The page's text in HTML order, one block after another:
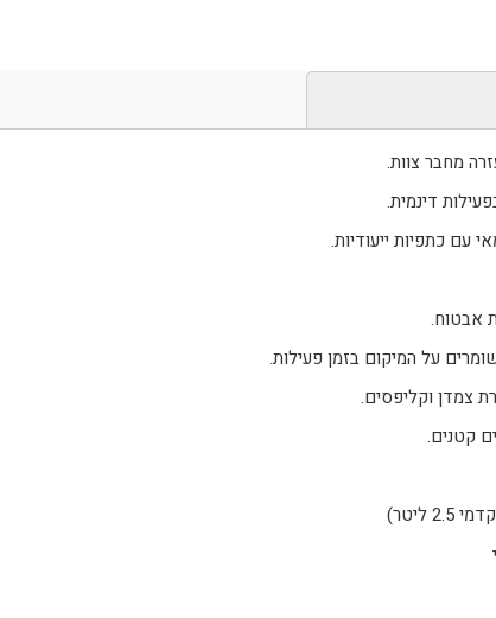
מחבר צוות.
דינמית.
עם כתפיות ייעודיות.
על המיקום בזמן פעילות.
צמדן וקליפסים.
קטנים.